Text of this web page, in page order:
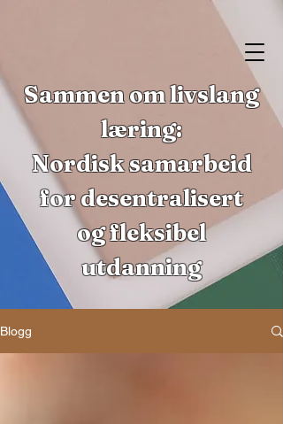
Sammen om livslang
læring:
Nordisk samarbeid
for desentralisert
og fleksibel
utdanning
Blogg